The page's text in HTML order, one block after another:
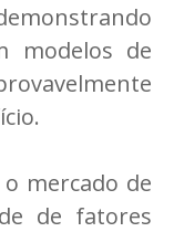
modelos de
mercado de
de fatores